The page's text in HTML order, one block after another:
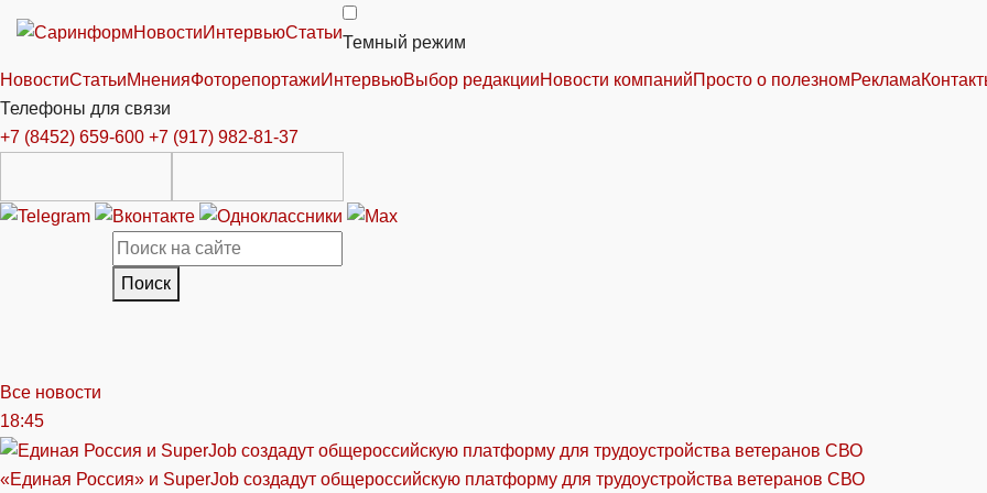
НовостиИнтервьюСтатьи
Темный режим
НовостиСтатьиМненияФоторепортажиИнтервьюВыбор редакцииНовости компанийПросто о полезномРеклама
Телефоны для связи
+7 (8452) 659-600 +7 (917) 982-81-37
Поиск
Все новости
18:45
«Единая Россия» и SuperJob создадут общероссийскую платформу для трудоустройства ветеранов СВО